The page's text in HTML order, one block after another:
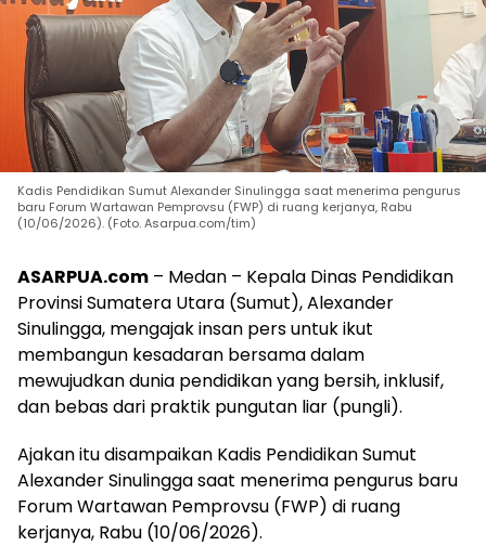
Kadis Pendidikan Sumut Alexander Sinulingga saat menerima pengurus
baru Forum Wartawan Pemprovsu (FWP) di ruang kerjanya, Rabu
(10/06/2026). (Foto. Asarpua.com/tim)
ASARPUA.com – Medan – Kepala Dinas Pendidikan
Provinsi Sumatera Utara (Sumut), Alexander
Sinulingga, mengajak insan pers untuk ikut
membangun kesadaran bersama dalam
mewujudkan dunia pendidikan yang bersih, inklusif,
dan bebas dari praktik pungutan liar (pungli).
Ajakan itu disampaikan Kadis Pendidikan Sumut
Alexander Sinulingga saat menerima pengurus baru
Forum Wartawan Pemprovsu (FWP) di ruang
kerjanya, Rabu (10/06/2026).